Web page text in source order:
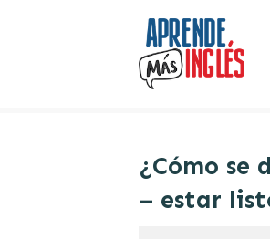
Home
¿Cómo se
– estar